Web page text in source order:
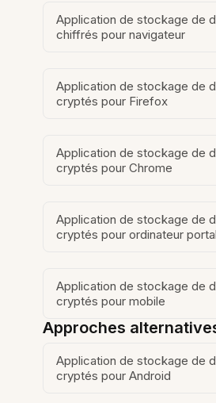
Application de stockage de
chiffrés pour navigateur
Application de stockage de
cryptés pour Firefox
Application de stockage de
cryptés pour Chrome
Application de stockage de
cryptés pour ordinateur
Application de stockage de
cryptés pour mobile
Approches
Application de stockage de
cryptés pour Android